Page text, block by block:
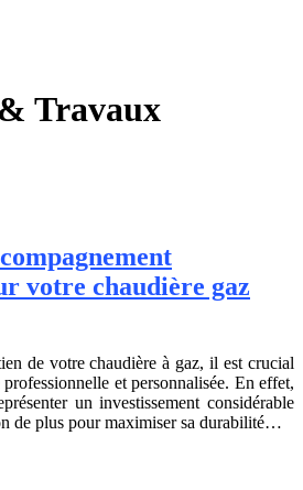
Travaux
votre chaudière gaz
de votre chaudière à gaz, il est crucial
et personnalisée. En effet,
un investissement considérable
de plus pour maximiser sa durabilité…